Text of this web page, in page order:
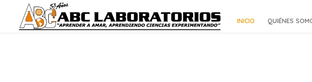
INICIO QUIÉNES